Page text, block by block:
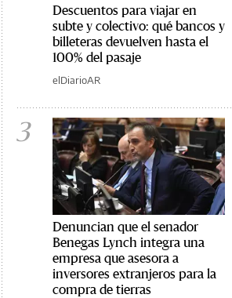
Descuentos para viajar en
subte y colectivo: qué bancos y
billeteras devuelven hasta el
100% del pasaje
elDiarioAR
3
Denuncian que el senador
Benegas Lynch integra una
empresa que asesora a
inversores extranjeros para la
compra de tierras